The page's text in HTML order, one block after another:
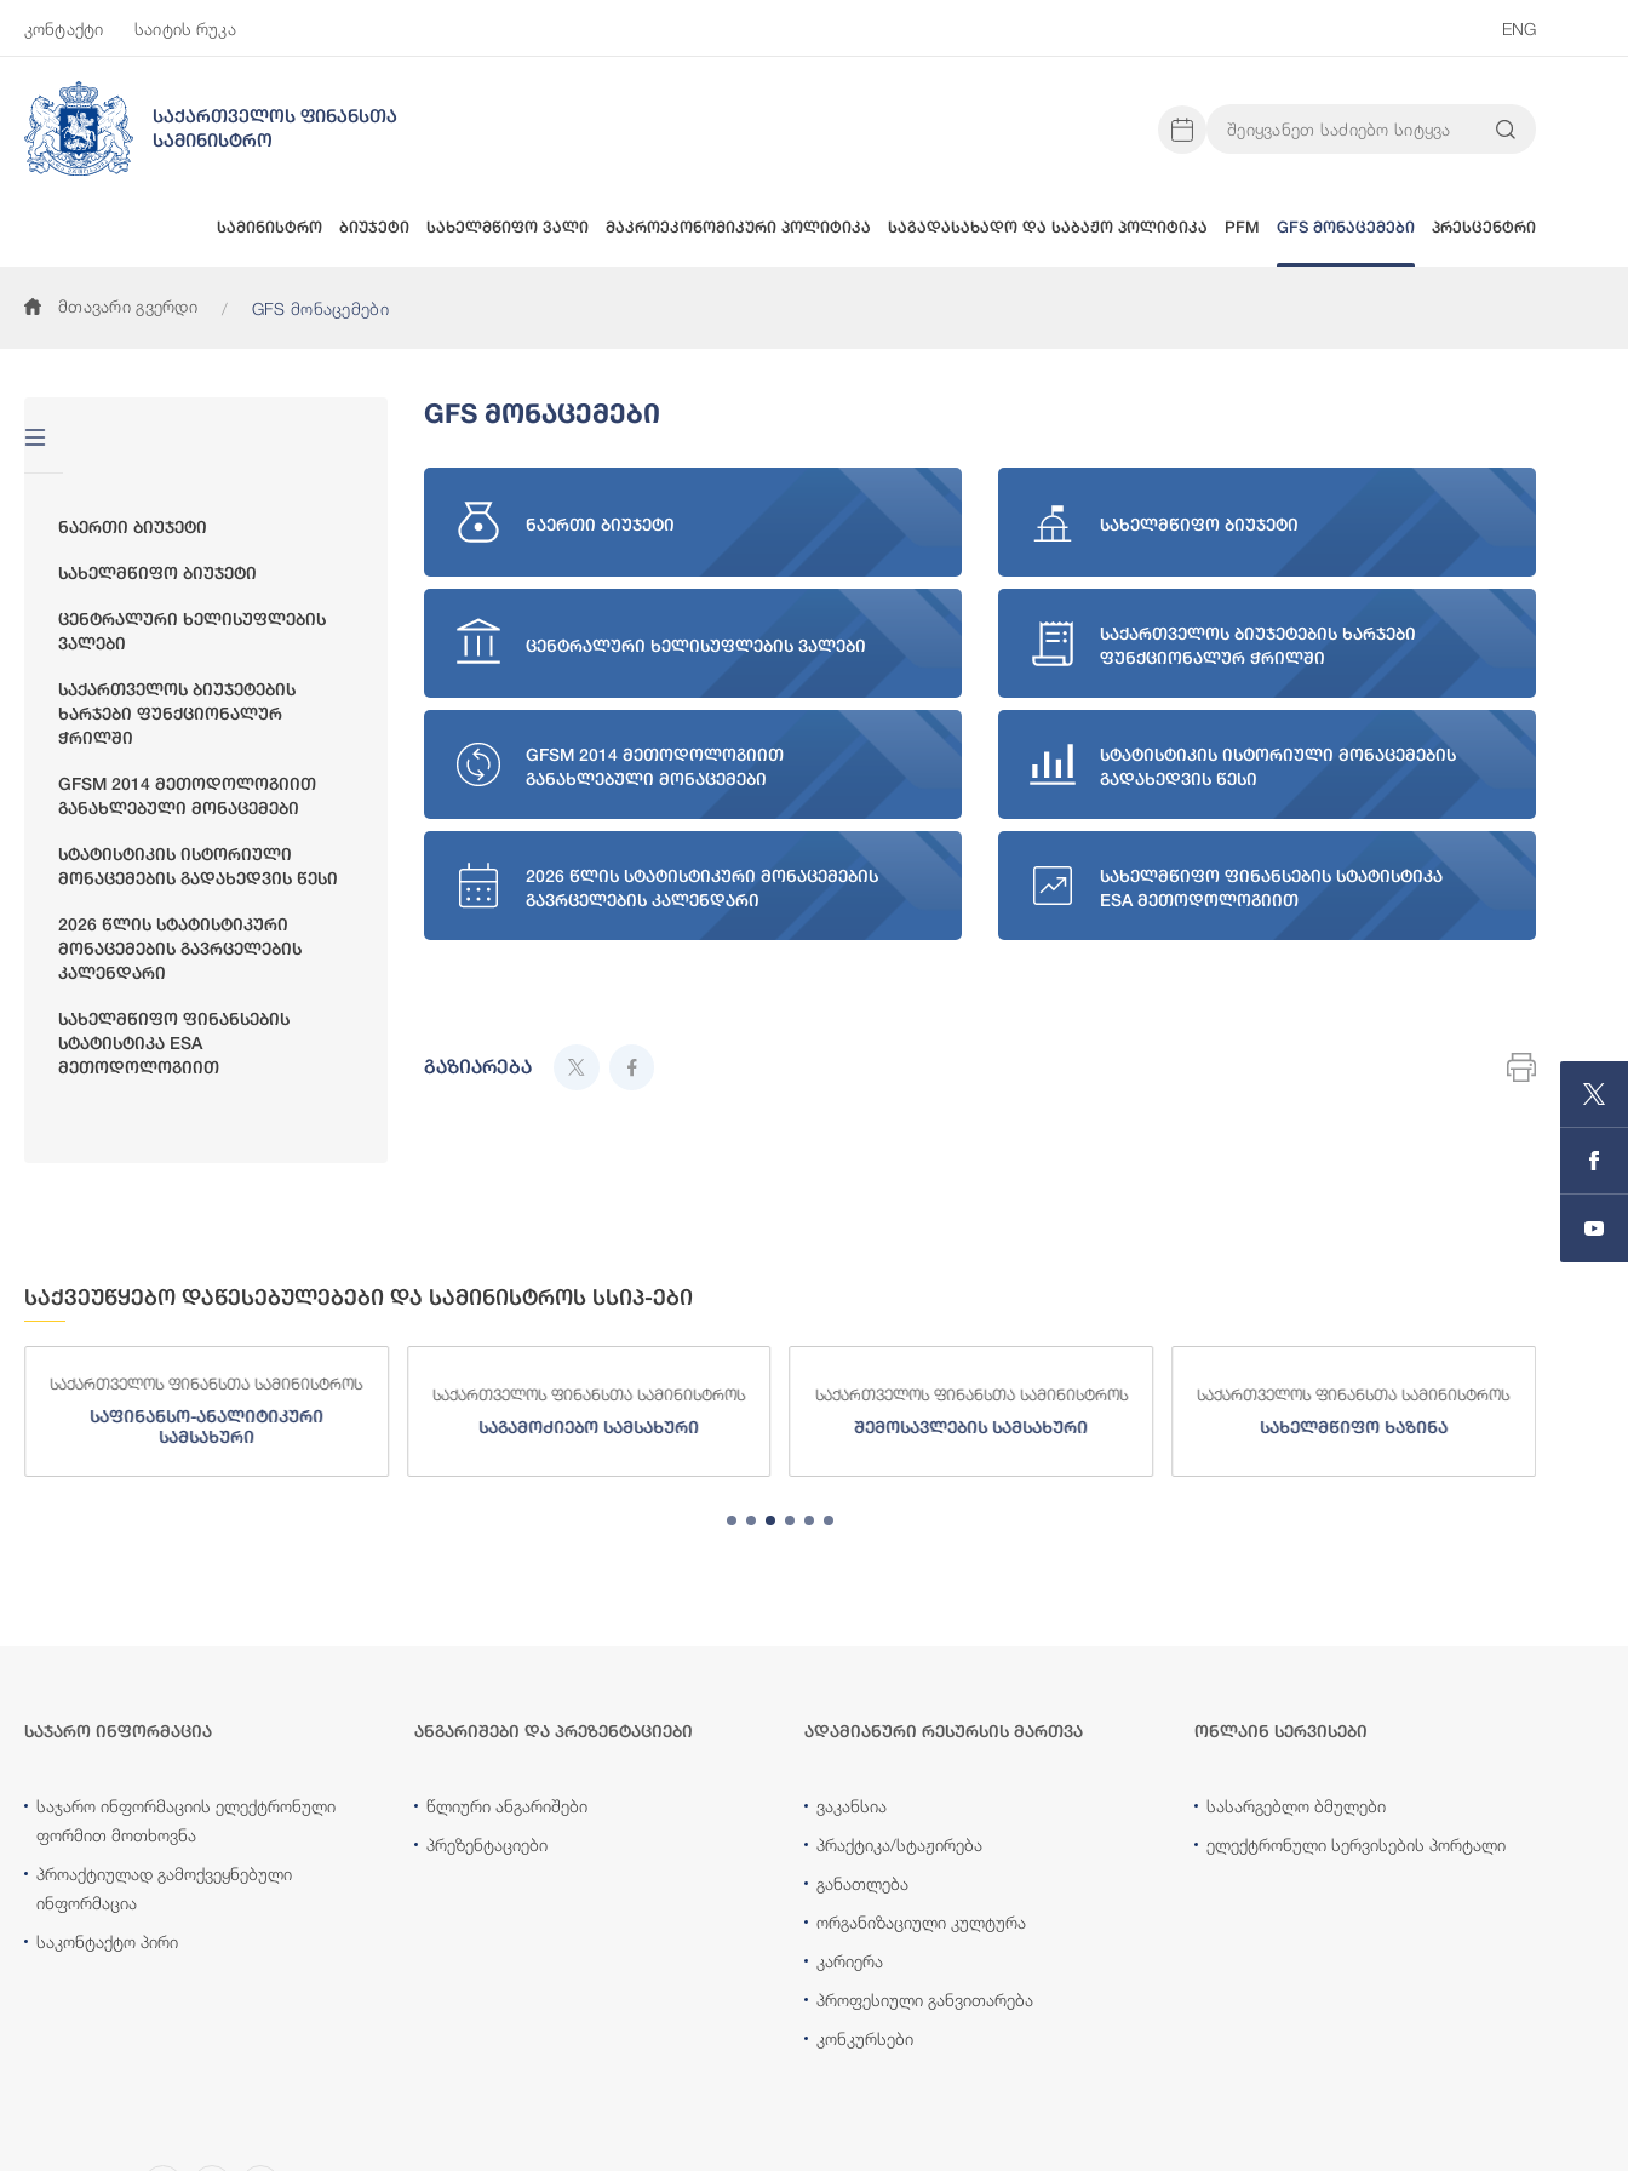
კონტაქტი საიტის რუკა ENG
საქართველოს ფინანსთა
სამინისტრო
სამინისტრო ბიუჯეტი სახელმწიფო ვალი მაკროეკონომიკური პოლიტიკა საგადასახადო და საბაჟო პოლიტიკა PFM GFS მონაცემები პრესცენტრი
მთავარი გვერდი GFS მონაცემები
Ნაერთი Ბიუჯეტი
Სახელმწიფო Ბიუჯეტი
Ცენტრალური Ხელისუფლების
Ვალები
Საქართველოს Ბიუჯეტების
Ხარჯები Ფუნქციონალურ
Ჭრილში
GFSM 2014 Მეთოდოლოგიით
Განახლებული Მონაცემები
Სტატისტიკის Ისტორიული
Მონაცემების Გადახედვის Წესი
2026 Წლის Სტატისტიკური
Მონაცემების Გავრცელების
Კალენდარი
Სახელმწიფო Ფინანსების
Სტატისტიკა ESA
Მეთოდოლოგიით
GFS Მონაცემები
ნაერთი ბიუჯეტი სახელმწიფო ბიუჯეტი
ცენტრალური ხელისუფლების ვალები
საქართველოს ბიუჯეტების ხარჯები
ფუნქციონალურ ჭრილში
GFSM 2014 მეთოდოლოგიით
განახლებული მონაცემები
სტატისტიკის ისტორიული მონაცემების
გადახედვის წესი
2026 წლის სტატისტიკური მონაცემების
გავრცელების კალენდარი
სახელმწიფო ფინანსების სტატისტიკა
ESA მეთოდოლოგიით
გაზიარება
საქვეუწყებო დაწესებულებები და სამინისტროს სსიპ-ები
საქართველოს ფინანსთა სამინისტროს
საფინანსო-ანალიტიკური
სამსახური
საქართველოს ფინანსთა სამინისტროს
საგამოძიებო სამსახური
საქართველოს ფინანსთა სამინისტროს
შემოსავლების სამსახური
საქართველოს ფინანსთა სამინისტროს
სახელმწიფო ხაზინა
საჯარო ინფორმაცია
საჯარო ინფორმაციის ელექტრონული
ფორმით მოთხოვნა
პროაქტიულად გამოქვეყნებული
ინფორმაცია
საკონტაქტო პირი
ანგარიშები და პრეზენტაციები
წლიური ანგარიშები
პრეზენტაციები
ადამიანური რესურსის მართვა
ვაკანსია
პრაქტიკა/სტაჟირება
განათლება
ორგანიზაციული კულტურა
კარიერა
პროფესიული განვითარება
კონკურსები
ონლაინ სერვისები
სასარგებლო ბმულები
ელექტრონული სერვისების პორტალი